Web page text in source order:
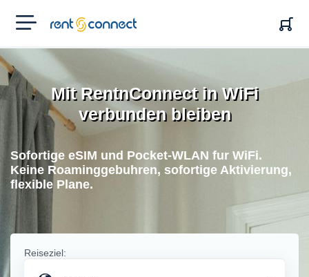
RENT'N
CONNECT
Mit RentnConnect in WiFi
verbunden bleiben
Sofortige eSIM und Pocket-WLAN fur WiFi.
Keine Roaminggebuhren, sofortige Aktivierung,
flexible Plane.
Reiseziel: